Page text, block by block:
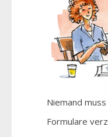
Niemand
Formulare